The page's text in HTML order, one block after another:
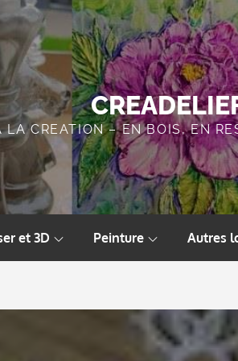
LA CREATION – EN BOIS, EN
et 3D Peinture Autres